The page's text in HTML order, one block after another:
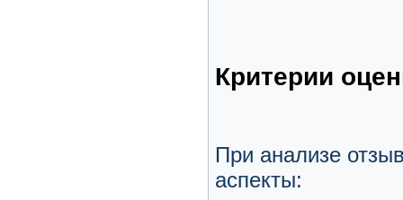
Критерии
При анализе
аспекты: